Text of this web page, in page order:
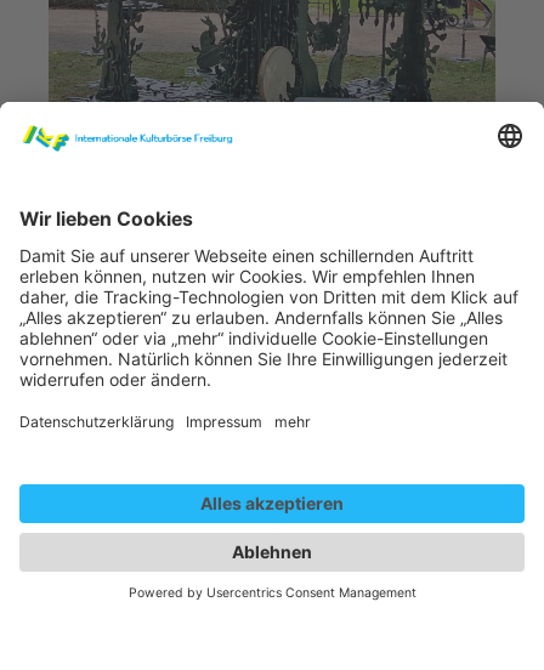
Das Waldorchester bringt auf kunstvolle Weise den
Zauber des Waldes in die Stadt.
Ein Waldhüter lädt die Gäste ein, in einen Klangraum der
besonderen Art, denn ein eigens entwickelter Soundtrack
Waldtöne mischen sich mit vorbeifliegenden Klängen
Da läuft etwas durchs Unterholz. Quaken diese
Wildenten nicht rhythmisch? Ein Gewitter kommt auf und
verschwindet in leisen Klavierklängen.
In diesen fein gestalteten akustischen Raum können die